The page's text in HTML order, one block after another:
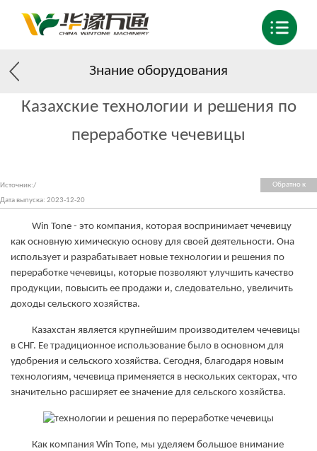
Знание оборудования
Казахские технологии и решения по
переработке чечевицы
Обратно к
Источник:/
Дата выпуска: 2023-12-20
Win Tone - это компания, которая воспринимает чечевицу
как основную химическую основу для своей деятельности. Она
использует и разрабатывает новые технологии и решения по
переработке чечевицы, которые позволяют улучшить качество
продукции, повысить ее продажи и, следовательно, увеличить
доходы сельского хозяйства.
Казахстан является крупнейшим производителем чечевицы
в СНГ. Ее традиционное использование было в основном для
удобрения и сельского хозяйства. Сегодня, благодаря новым
технологиям, чечевица применяется в нескольких секторах, что
значительно расширяет ее значение для сельского хозяйства.
Как компания Win Tone, мы уделяем большое внимание